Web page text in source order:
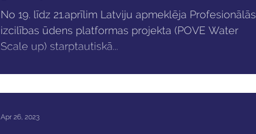
No 19. līdz 21.aprīlim Latviju apmeklēja Profesionālās
izcilības ūdens platformas projekta (POVE Water
Scale up) starptautiskā...
Apr 26, 2023